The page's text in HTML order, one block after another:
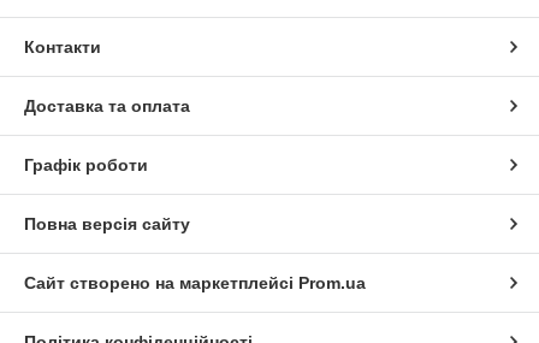
Контакти
Доставка та оплата
Графік роботи
Повна версія сайту
Сайт створено на маркетплейсі Prom.ua